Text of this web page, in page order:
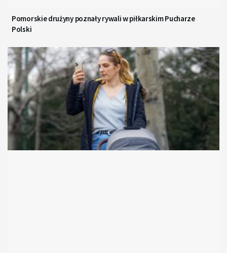
Pomorskie drużyny poznały rywali w piłkarskim Pucharze
Polski